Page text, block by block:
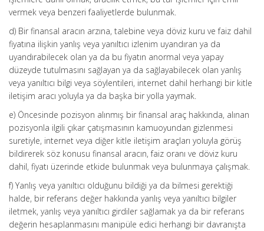
vermek veya benzeri faaliyetlerde bulunmak.
d) Bir finansal aracın arzına, talebine veya döviz kuru ve faiz dahil
fiyatına ilişkin yanlış veya yanıltıcı izlenim uyandıran ya da
uyandırabilecek olan ya da bu fiyatın anormal veya yapay
düzeyde tutulmasını sağlayan ya da sağlayabilecek olan yanlış
veya yanıltıcı bilgi veya söylentileri, internet dahil herhangi bir kitle
iletişim aracı yoluyla ya da başka bir yolla yaymak.
e) Öncesinde pozisyon alınmış bir finansal araç hakkında, alınan
pozisyonla ilgili çıkar çatışmasının kamuoyundan gizlenmesi
suretiyle, internet veya diğer kitle iletişim araçları yoluyla görüş
bildirerek söz konusu finansal aracın, faiz oranı ve döviz kuru
dahil, fiyatı üzerinde etkide bulunmak veya bulunmaya çalışmak.
f) Yanlış veya yanıltıcı olduğunu bildiği ya da bilmesi gerektiği
halde, bir referans değer hakkında yanlış veya yanıltıcı bilgiler
iletmek, yanlış veya yanıltıcı girdiler sağlamak ya da bir referans
değerin hesaplanmasını manipüle edici herhangi bir davranışta